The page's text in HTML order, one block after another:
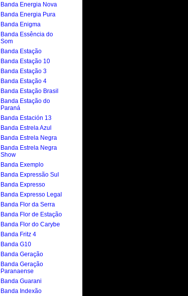
Banda Energia Nova
Banda Energia Pura
Banda Enigma
Banda Essência do
Som
Banda Estação
Banda Estação 10
Banda Estação 3
Banda Estação 4
Banda Estação Brasil
Banda Estação do
Paraná
Banda Estación 13
Banda Estrela Azul
Banda Estrela Negra
Banda Estrela Negra
Show
Banda Exemplo
Banda Expressão Sul
Banda Expresso
Banda Expresso Legal
Banda Flor da Serra
Banda Flor de Estação
Banda Flor do Carybe
Banda Fritz 4
Banda G10
Banda Geração
Banda Geração
Paranaense
Banda Guarani
Banda Indexão